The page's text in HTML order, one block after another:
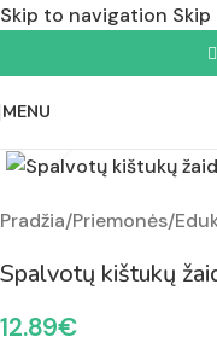
Skip to navigation
MENU
Pradžia/Priemonės/
Spalvotų kištukų
12.89€